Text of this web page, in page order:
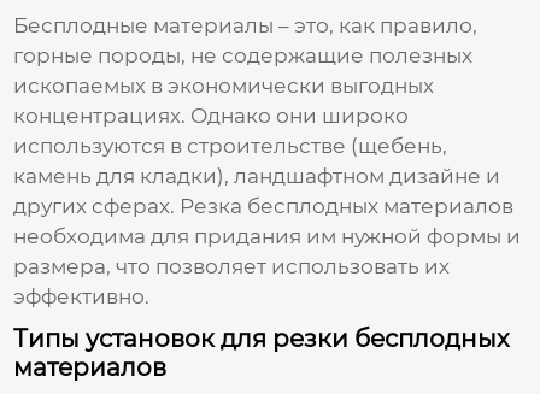
Бесплодные материалы – это, как правило,
горные породы, не содержащие полезных
ископаемых в экономически выгодных
концентрациях. Однако они широко
используются в строительстве (щебень,
камень для кладки), ландшафтном дизайне и
других сферах. Резка бесплодных материалов
необходима для придания им нужной формы и
размера, что позволяет использовать их
эффективно.
Типы установок для резки бесплодных
материалов